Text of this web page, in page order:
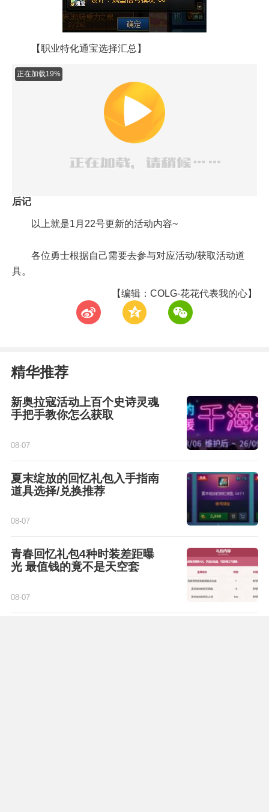
【职业特化通宝选择汇总】
正在加载27%
后记
以上就是1月22号更新的活动内容~
各位勇士根据自己需要去参与对应活动/获取活动道
具。
【编辑：COLG-花花代表我的心】
t z w
精华推荐
新奥拉寇活动上百个史诗灵魂
手把手教你怎么获取
08-07
夏末绽放的回忆礼包入手指南
道具选择/兑换推荐
08-07
青春回忆礼包4种时装差距曝
光 最值钱的竟不是天空套
08-07